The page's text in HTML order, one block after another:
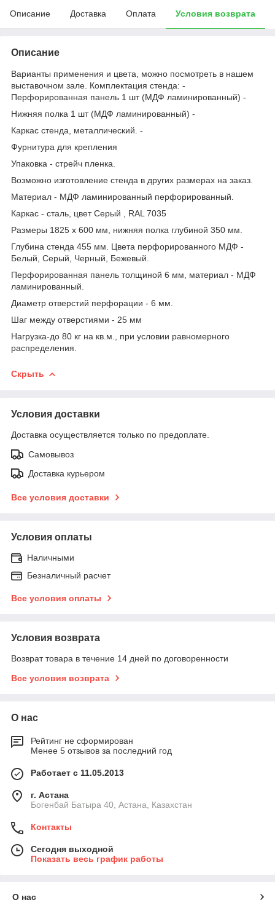
Описание Доставка Оплата Условия возврата
Описание
Варианты применения и цвета, можно посмотреть в нашем
выставочном зале. Комплектация стенда: -
Перфорированная панель 1 шт (МДФ ламинированный) -
Нижняя полка 1 шт (МДФ ламинированный) -
Каркас стенда, металлический. -
Фурнитура для крепления
Упаковка - стрейч пленка.
Возможно изготовление стенда в других размерах на заказ.
Материал - МДФ ламинированный перфорированный.
Каркас - сталь, цвет Серый , RAL 7035
Размеры 1825 х 600 мм, нижняя полка глубиной 350 мм.
Глубина стенда 455 мм. Цвета перфорированного МДФ -
Белый, Серый, Черный, Бежевый.
Перфорированная панель толщиной 6 мм, материал - МДФ
ламинированный.
Диаметр отверстий перфорации - 6 мм.
Шаг между отверстиями - 25 мм
Нагрузка-до 80 кг на кв.м., при условии равномерного
распределения.
Скрыть
Условия доставки
Доставка осуществляется только по предоплате.
Самовывоз
Доставка курьером
Все условия доставки
Условия оплаты
Наличными
Безналичный расчет
Все условия оплаты
Условия возврата
Возврат товара в течение 14 дней по договоренности
Все условия возврата
О нас
Рейтинг не сформирован
Менее 5 отзывов за последний год
Работает с 11.05.2013
г. Астана
Богенбай Батыра 40, Астана, Казахстан
Контакты
Сегодня выходной
Показать весь график работы
О нас